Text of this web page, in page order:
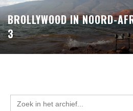
BROLLYWOOD IN NOORD-
3
Zoek
naar: